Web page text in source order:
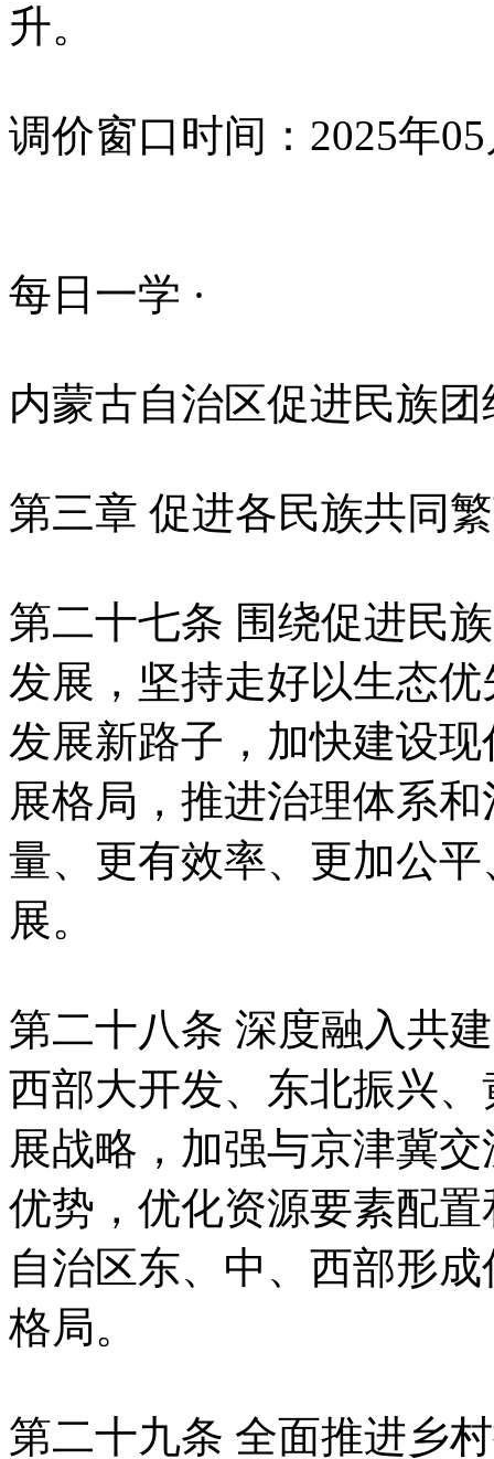
升。
调价窗口时间：2025年
每日一学 ·
内蒙古自治区促进民族
第三章 促进各民族共同
第二十七条 围绕促进民
发展，坚持走好以生态
发展新路子，加快建设
展格局，推进治理体系
量、更有效率、更加公
展。
第二十八条 深度融入共
西部大开发、东北振兴
展战略，加强与京津冀
优势，优化资源要素配
自治区东、中、西部形
格局。
第二十九条 全面推进乡